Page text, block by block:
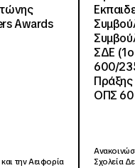
Awards
την Αειφορία
ΣΔΕ
600/
Πράξης
ΟΠΣ
Σχολεία